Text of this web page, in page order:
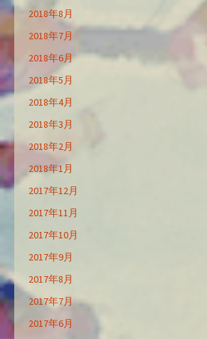
2018年8月
2018年7月
2018年6月
2018年5月
2018年4月
2018年3月
2018年2月
2018年1月
2017年12月
2017年11月
2017年10月
2017年9月
2017年8月
2017年7月
2017年6月